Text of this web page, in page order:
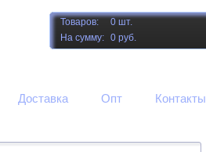
Товаров:
0 шт.
На сумму:
0 руб.
Доставка Опт Контакты